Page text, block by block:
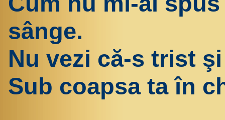
sânge.
Nu vezi că-s trist
Sub coapsa ta în